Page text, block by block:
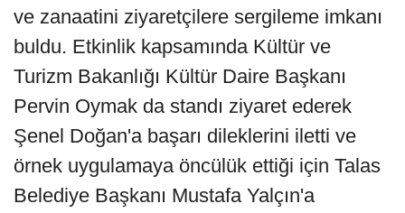
ve zanaatini ziyaretçilere sergileme imkanı
buldu. Etkinlik kapsamında Kültür ve
Turizm Bakanlığı Kültür Daire Başkanı
Pervin Oymak da standı ziyaret ederek
Şenel Doğan'a başarı dileklerini iletti ve
örnek uygulamaya öncülük ettiği için Talas
Belediye Başkanı Mustafa Yalçın'a